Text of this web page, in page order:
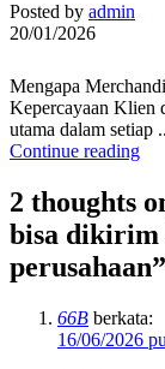
Posted by admin
20/01/2026
Mengapa
Kepercayaan Klien
utama dalam setiap
Continue reading
2 thoughts
bisa dikirim
perusahaan”
66B berkata:
16/06/2026